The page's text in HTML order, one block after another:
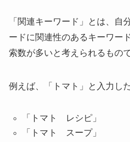
「関連キーワード」とは、自
ードに関連性のあるキーワー
索数が多いと考えられるもので
例えば、「トマト」と入力した
「トマト レシピ」
「トマト スープ」